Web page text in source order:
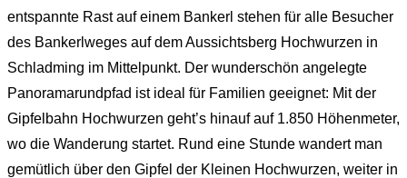
entspannte Rast auf einem Bankerl stehen für alle Besucher
des Bankerlweges auf dem Aussichtsberg Hochwurzen in
Schladming im Mittelpunkt. Der wunderschön angelegte
Panoramarundpfad ist ideal für Familien geeignet: Mit der
Gipfelbahn Hochwurzen geht’s hinauf auf 1.850 Höhenmeter,
wo die Wanderung startet. Rund eine Stunde wandert man
gemütlich über den Gipfel der Kleinen Hochwurzen, weiter in